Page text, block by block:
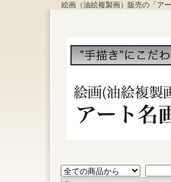
絵画（油絵複製画）販売の「ア